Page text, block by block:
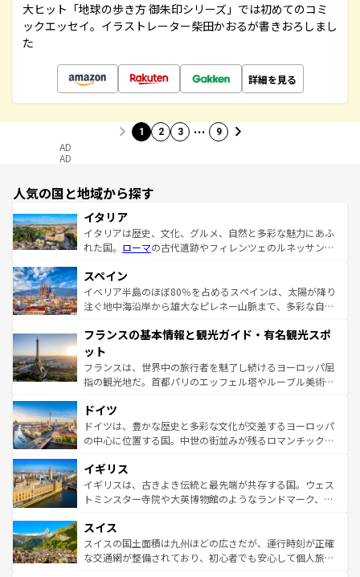
大ヒット「地球の歩き方 御朱印シリーズ」では初めてのコミ
ックエッセイ。イラストレーター柴田かおるが書きおろしまし
た
詳細を見る
1 2 3 … 9
AD
AD
人気の国と地域から探す
イタリア
イタリアは歴史、文化、グルメ、自然と多彩な魅力にあふ
れた国。 ローマの古代遺跡やフィレンツェのルネッサンス
ろん、トスカーナの美しい田園風景やアマルフィ海岸の絶
景など、自然景観も見逃せない。観光の合間には、本場の
ピザやパスタなど、絶品のイタリア料理を堪能することも
ませてくれるイタリアで、忘れられない旅をしてみよう！
なお、新着のイタリア情報は
しい。
スペイン
イベリア半島のほぼ80％を占めるスペインは、太陽が降り
注ぐ地中海沿岸から雄大なピレネー山脈まで、多彩な自然
文化が根付くこの国では、情熱的なフラメンコ、熱気あふ
れる闘牛、そして美味しいタパスが生活の一部となってい
る。首都マドリードの洗練された雰囲気や、バルセロナの
アートに溢れた街角から、地方では古代ローマ遺跡や中世
せる。地方によって風土や気候が異なるスペインはその個
性で訪れる人を魅了する。 なお、新着のスペイン情報は コ
ンテンツ一覧を参照してほしい。
フランスの基本情報と観光ガイド・有名観光スポ
ット
フランスは、世界中の旅行者を魅了し続けるヨーロッパ屈
指の観光地だ。首都パリのエッフェル塔やルーブル美術館
で、幅広い魅力が詰まっている。華麗な宮殿、歴史的な大
聖堂、美しいビーチ、そして豊かな自然が、訪れる者を心
から魅了する。また、フランスは美食の国としても知ら
いる。シャンパンの発祥地であるランス、プロヴァンスの
香り高いラベンダー畑など、多彩な楽しみ方が可能だ。さ
らに、パリ以外の地域にも魅力が溢れており、どの街角に
れる地方に足を運ぶとそれぞれで全く異なる文化を体験で
きるだろう。 なお、新着のフランス情報はコンテンツ一覧
を参照してほしい。
ドイツ
ドイツは、豊かな歴史と多彩な文化が交差するヨーロッパ
の中心に位置する国。中世の街並みが残るロマンチック街
顔を持つこの国は、どこを歩いても飽きることがない。ベ
ルリンの文化的活気、バイエルン州のアルプスの絶景、そ
してライン川沿いのワイン畑といった風景は必見。ビール
は、お酒好きな人にはぜひ体験してほしい。 なお、新着の
ドイツ情報はコンテンツ一覧を参照してほしい。
イギリス
イギリスは、古きよき伝統と最先端が共存する国。ウェス
トミンスター寺院や大英博物館のようなランドマーク、歴
リアごとに異なる魅力がある。また、優雅なアフタヌーン
ティー、ビール好きにはたまらない英国パブ、サッカー観
戦など、本場だからこそできる体験も豊富。イギリスを旅
スイス
スイスの国土面積は九州ほどの広さだが、運行時刻が正確
な交通網が整備されており、初心者でも安心して個人旅行